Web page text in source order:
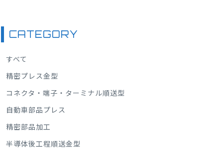
CATEGORY
すべて
精密プレス金型
コネクタ・端子・ターミナル順送型
自動車部品プレス
精密部品加工
半導体後工程順送金型